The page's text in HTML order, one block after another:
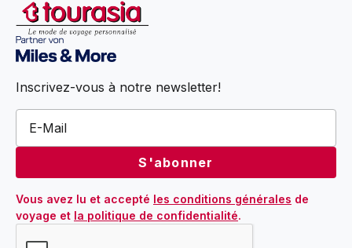
Inscrivez-vous à notre newsletter!
Vous avez lu et accepté les conditions générales de
voyage et la politique de confidentialité.